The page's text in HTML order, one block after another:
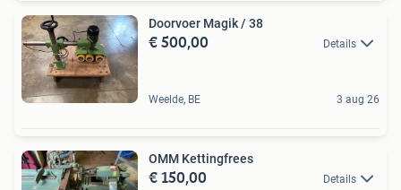
Doorvoer Magik / 38
€ 500,00 Details
Weelde, BE 3 aug 26
OMM Kettingfrees
€ 150,00 Details